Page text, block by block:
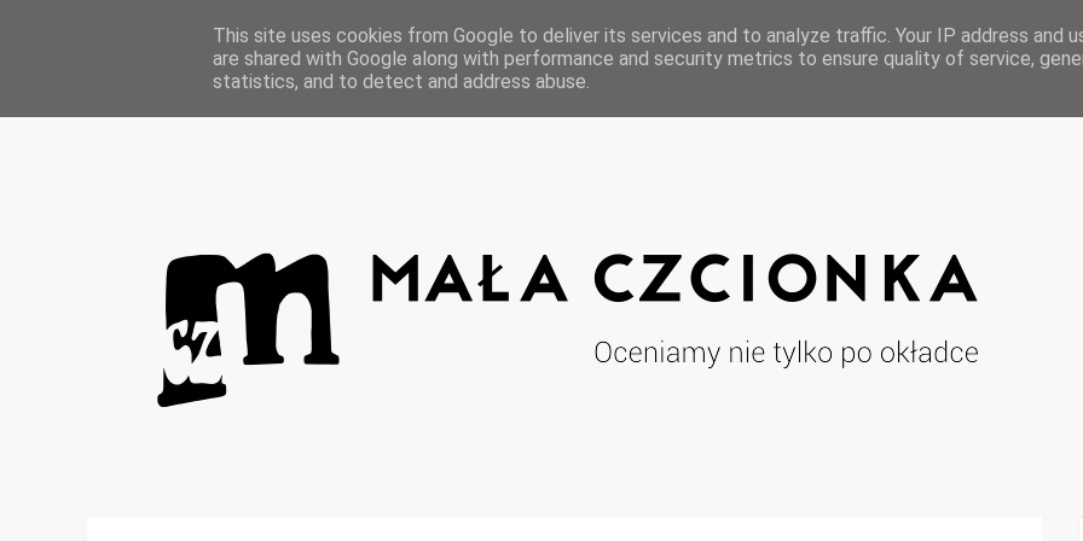
Strona głównaThis site uses cookies from Google to deliver its services and to analyze traffic. Your IP address and
are shared with Google along with performance and security metrics to ensure quality of service,
statistics, and to detect and address abuse.